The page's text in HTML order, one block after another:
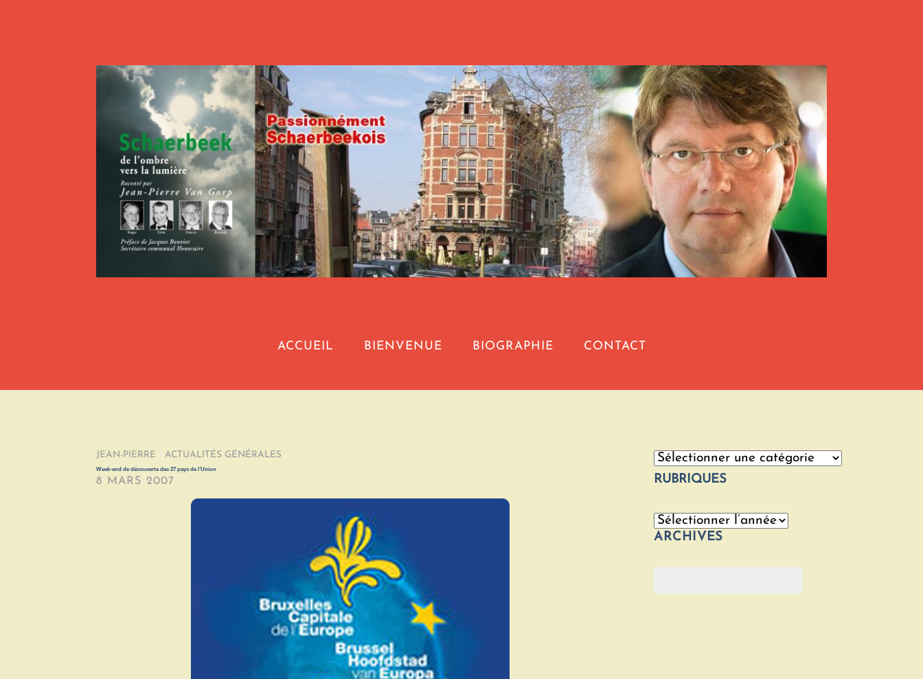
ACCUEIL BIENVENUE BIOGRAPHIE CONTACT
JEAN-PIERRE / ACTUALITÉS GÉNÉRALES /
Week-end de découverte des 27 pays de l’Union
8 MARS 2007
Catégories
RUBRIQUES
Archives
ARCHIVES